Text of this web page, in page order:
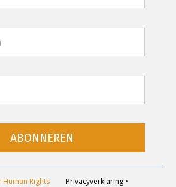
ABONNEREN
Rights Privacyverklaring •